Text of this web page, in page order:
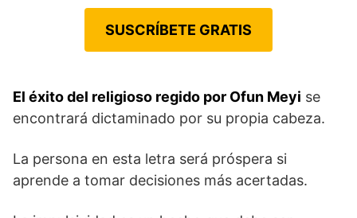
SUSCRÍBETE GRATIS
El éxito del religioso regido por Ofun Meyi se
encontrará dictaminado por su propia cabeza.
La persona en esta letra será próspera si
aprende a tomar decisiones más acertadas.